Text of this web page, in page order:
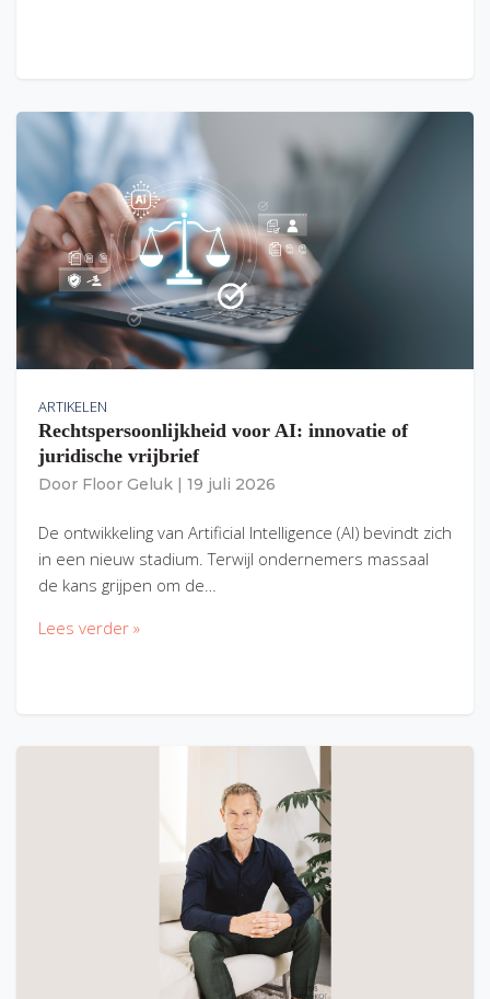
ARTIKELEN
Rechtspersoonlijkheid voor AI: innovatie of
juridische vrijbrief
Door Floor Geluk 19 juli 2026
De ontwikkeling van Artificial Intelligence (AI) bevindt zich
in een nieuw stadium. Terwijl ondernemers massaal
de kans grijpen om de…
Lees verder »